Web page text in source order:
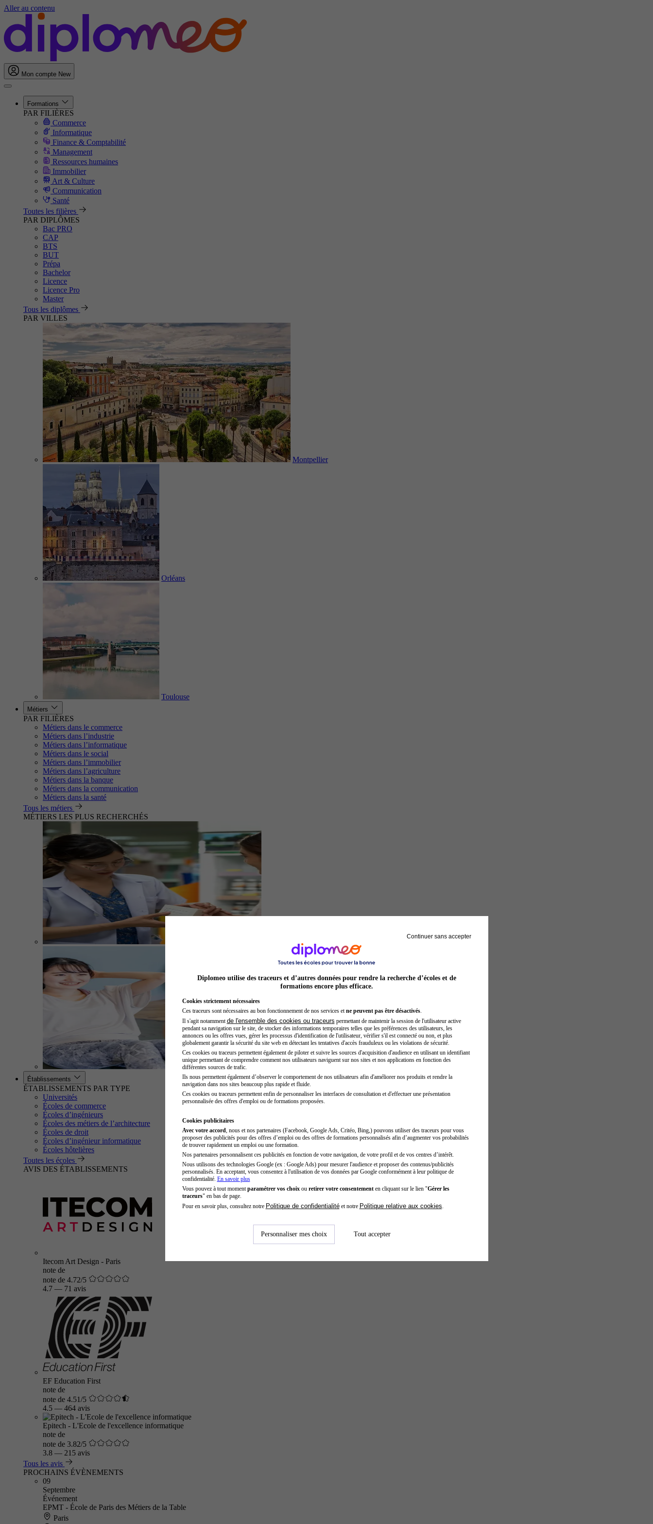
Aller au contenu
Mon compte New
Formations
PAR FILIÈRES
Commerce
Informatique
Finance & Comptabilité
Management
Ressources humaines
Immobilier
Art & Culture
Communication
Santé
Toutes les filières
PAR DIPLÔMES
Bac PRO
CAP
BTS
BUT
Prépa
Bachelor
Licence
Licence Pro
Master
Tous les diplômes
PAR VILLES
Montpellier
Orléans
Toulouse
Métiers
PAR FILIÈRES
Métiers dans le commerce
Métiers dans l’industrie
Métiers dans l’informatique
Métiers dans le social
Métiers dans l’immobilier
Métiers dans l’agriculture
Métiers dans la banque
Métiers dans la communication
Métiers dans la santé
Tous les métiers
MÉTIERS LES PLUS RECHERCHÉS
Préparateur en pharmacie
Établissements
ÉTABLISSEMENTS PAR TYPE
Universités
Écoles de commerce
Écoles d’ingénieurs
Écoles des métiers de l’architecture
Écoles de droit
Écoles d’ingénieur informatique
Écoles hôtelières
Toutes les écoles
AVIS DES ÉTABLISSEMENTS
Itecom Art Design - Paris
note de
note de 4.72/5
4.7 — 71 avis
EF Education First
note de
note de 4.51/5
4.5 — 464 avis
Epitech - L'Ecole de l'excellence informatique
note de
note de 3.82/5
3.8 — 215 avis
Tous les avis
PROCHAINS ÉVÈNEMENTS
09
Septembre
Événement
EPMT - École de Paris des Métiers de la Table
Paris
Continuer sans accepter
Diplomeo utilise des traceurs et d’autres données pour rendre la recherche d’écoles et de
formations encore plus efficace.
Cookies strictement nécessaires
Ces traceurs sont nécessaires au bon fonctionnement de nos services et ne peuvent pas être désactivés.
Il s'agit notamment de l'ensemble des cookies ou traceurs permettant de maintenir la session de l'utilisateur active
pendant sa navigation sur le site, de stocker des informations temporaires telles que les préférences des utilisateurs, les
annonces ou les offres vues, gérer les processus d'identification de l'utilisateur, vérifier s'il est connecté ou non, et plus
globalement garantir la sécurité du site web en détectant les tentatives d'accès frauduleux ou les violations de sécurité.
Ces cookies ou traceurs permettent également de piloter et suivre les sources d'acquisition d'audience en utilisant un identifiant
unique permettant de comprendre comment nos utilisateurs naviguent sur nos sites et nos applications en fonction des
différentes sources de trafic.
Ils nous permettent également d’observer le comportement de nos utilisateurs afin d'améliorer nos produits et rendre la
navigation dans nos sites beaucoup plus rapide et fluide.
Ces cookies ou traceurs permettent enfin de personnaliser les interfaces de consultation et d'effectuer une présentation
personnalisée des offres d'emploi ou de formations proposées.
Cookies publicitaires
Avec votre accord , nous et nos partenaires (Facebook, Google Ads, Critéo, Bing,) pouvons utiliser des traceurs pour vous
proposer des publicités pour des offres d’emploi ou des offres de formations personnalisés afin d’augmenter vos probabilités
de trouver rapidement un emploi ou une formation.
Nos partenaires personnalisent ces publicités en fonction de votre navigation, de votre profil et de vos centres d’intérêt.
Nous utilisons des technologies Google (ex : Google Ads) pour mesurer l'audience et proposer des contenus/publicités
personnalisés. En acceptant, vous consentez à l'utilisation de vos données par Google conformément à leur politique de
confidentialité. En savoir plus
Vous pouvez à tout moment paramétrer vos choixou retirer votre consentementen cliquant sur le lien "Gérer les
traceurs" en bas de page.
Pour en savoir plus, consultez notre Politique de confidentialitéet notre Politique relative aux cookies
Personnaliser mes choix Tout accepter